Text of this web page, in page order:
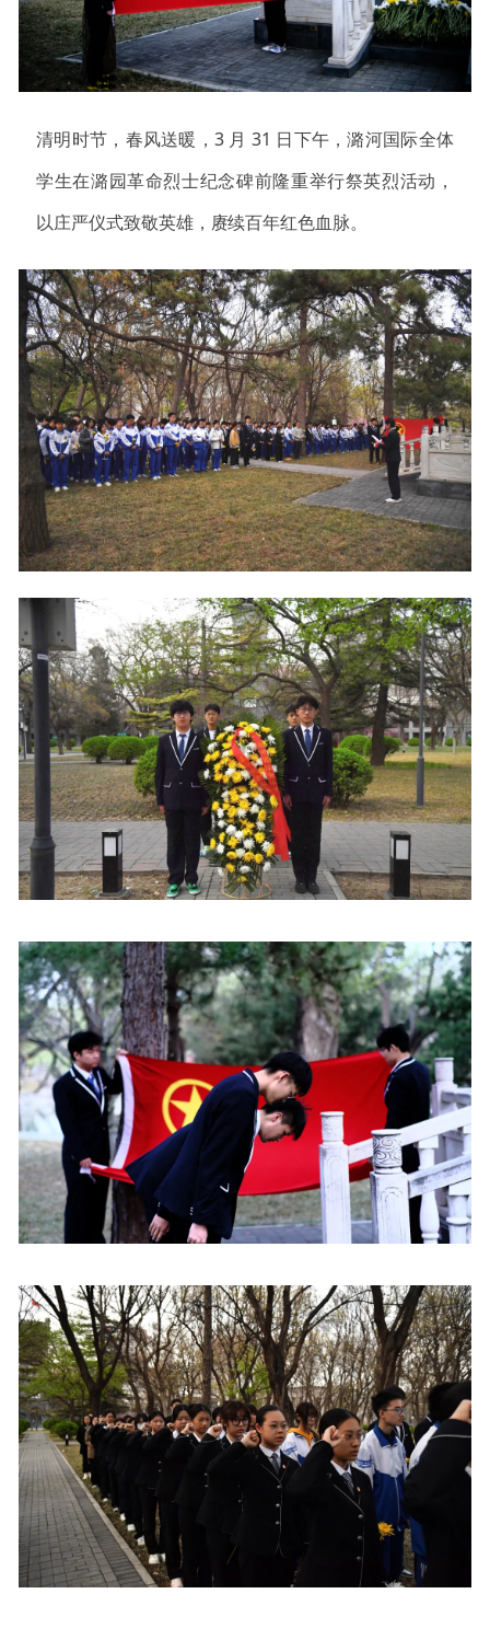
清明时节，春风送暖，3 月 31 日下午，潞河国际全体
学生在潞园革命烈士纪念碑前隆重举行祭英烈活动，
以庄严仪式致敬英雄，赓续百年红色血脉。